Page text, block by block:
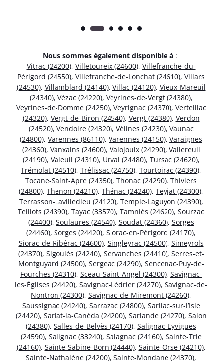
Nous sommes également disponible à :
Vitrac (24200), Villetoureix (24600), Villefranche-du-
Périgord (24550), Villefranche-de-Lonchat (24610), Villars
(24530), Villamblard (24140), Villac (24120), Vieux-Mareuil
(24340), Vézac (24220), Veyrines-de-Vergt (24380),
Veyrines-de-Domme (24250), Veyrignac (24370), Verteillac
(24320), Vergt-de-Biron (24540), Vergt (24380), Verdon
(24520), Vendoire (24320), Vélines (24230), Vaunac
(24800), Varennes (86110), Varennes (24150), Varaignes
(24360), Vanxains (24600), Valojoulx (24290), Vallereuil
(24190), Valeuil (24310), Urval (24480), Tursac (24620),
Trémolat (24510), Trélissac (24750), Tourtoirac (24390),
Tocane-Saint-Apre (24350), Thonac (24290), Thiviers
(24800), Thenon (24210), Thénac (24240), Teyjat (24300),
Terrasson-Lavilledieu (24120), Temple-Laguyon (24390),
Teillots (24390), Tayac (33570), Tamniès (24620), Sourzac
(24400), Soulaures (24540), Soudat (24360), Sorges
(24460), Sorges (24420), Siorac-en-Périgord (24170),
Siorac-de-Ribérac (24600), Singleyrac (24500), Simeyrols
(24370), Sigoulès (24240), Servanches (24410), Serres-et-
Montguyard (24500), Sergeac (24290), Sencenac-Puy-de-
Fourches (24310), Sceau-Saint-Angel (24300), Savignac-
les-Églises (24420), Savignac-Lédrier (24270), Savignac-de-
Nontron (24300), Savignac-de-Miremont (24260),
Saussignac (24240), Sarrazac (24800), Sarliac-sur-l’Isle
(24420), Sarlat-la-Canéda (24200), Sarlande (24270), Salon
(24380), Salles-de-Belvès (24170), Salignac-Eyvigues
(24590), Salignac (33240), Salagnac (24160), Sainte-Trie
(24160), Sainte-Sabine-Born (24440), Sainte-Orse (24210),
Sainte-Nathalène (24200), Sainte-Mondane (24370),